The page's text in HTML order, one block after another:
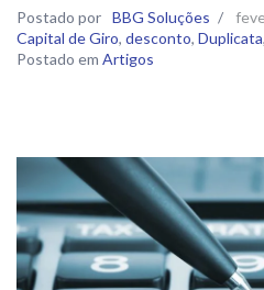
Postado por BBG Soluções /
Capital de Giro, desconto, Duplicata,
Postado em Artigos